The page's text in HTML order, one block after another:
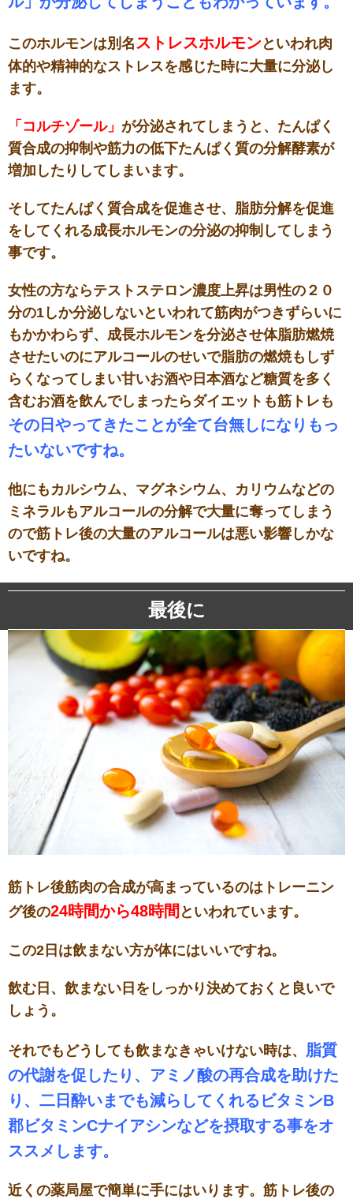
このホルモンは別名 ストレスホルモン といわれ肉
体的や精神的なストレスを感じた時に大量に分泌し
ます。
「コルチゾール」 が分泌されてしまうと、たんぱく
質合成の抑制や筋力の低下たんぱく質の分解酵素が
増加したりしてしまいます。
そしてたんぱく質合成を促進させ、脂肪分解を促進
をしてくれる成長ホルモンの分泌の抑制してしまう
事です。
女性の方ならテストステロン濃度上昇は男性の２０
分の1しか分泌しないといわれて筋肉がつきずらいに
もかかわらず、成長ホルモンを分泌させ体脂肪燃焼
させたいのにアルコールのせいで脂肪の燃焼もしず
らくなってしまい甘いお酒や日本酒など糖質を多く
含むお酒を飲んでしまったらダイエットも筋トレも
その日やってきたことが全て台無しになりもっ
たいないですね。
他にもカルシウム、マグネシウム、カリウムなどの
ミネラルもアルコールの分解で大量に奪ってしまう
ので筋トレ後の大量のアルコールは悪い影響しかな
いですね。
最後に
筋トレ後筋肉の合成が高まっているのはトレーニン
グ後の24時間から48時間 といわれています。
この2日は飲まない方が体にはいいですね。
飲む日、飲まない日をしっかり決めておくと良いで
しょう。
それでもどうしても飲まなきゃいけない時は、 脂質
の代謝を促したり、アミノ酸の再合成を助けた
り、二日酔いまでも減らしてくれるビタミンB
郡ビタミンCナイアシンなどを摂取する事をオ
ススメします。
近くの薬局屋で簡単に手にはいります。筋トレ後の